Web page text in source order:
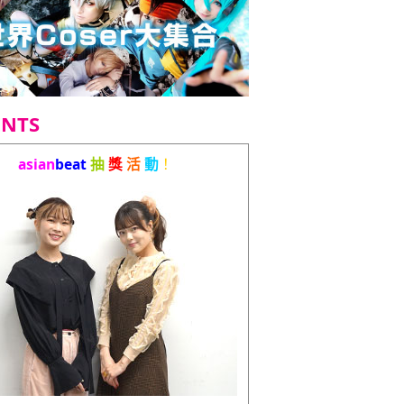
asianbeat抽獎活動 ！